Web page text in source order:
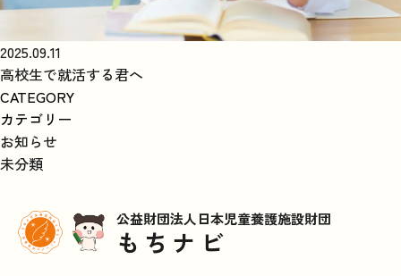
2025.09.11
高校生で就活する君へ
CATEGORY
カテゴリー
お知らせ
未分類
公益財団法人日本児童養護施設財団
もちナビ